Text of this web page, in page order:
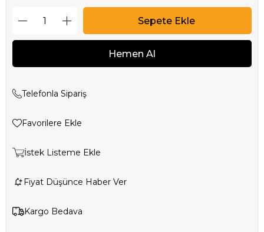
Telefonla Sipariş
Favorilere Ekle
İstek Listeme Ekle
Fiyat Düşünce Haber Ver
Kargo Bedava